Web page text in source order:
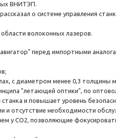
ВНИТЭП.
о системе управления
волоконных лазеров.
перед импортными
с диаметром менее 0,3 толщины
"летающей оптики", по
и повышает уровень
и отсутствие необходимости
у СО2, позволяющие